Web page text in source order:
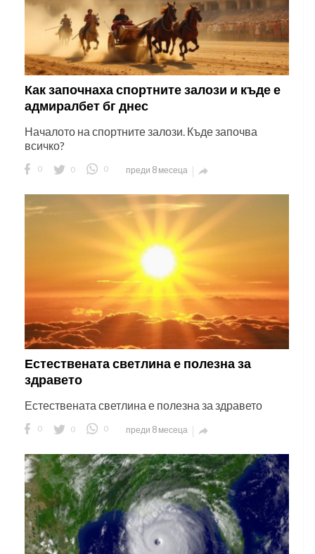
Как започнаха спортните залози и къде е
адмиралбет бг днес
Началото на спортните залози. Къде започва
всичко?
0 0 0 преди 8 месеца 
Естествената светлина е полезна за
здравето
Естествената светлина е полезна за здравето
0 0 0 преди 8 месеца 